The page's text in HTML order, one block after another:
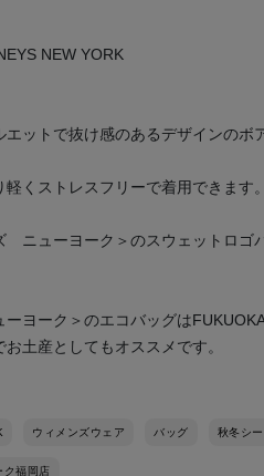
NEW YORK
エットで抜け感のあるデザインの
くストレスフリーで着用できます。
ニューヨーク＞のスウェットロゴ
ヨーク＞のエコバッグはFUKUOKA
土産としてもオススメです。
ウィメンズウェア バッグ 秋冬シ
福岡店